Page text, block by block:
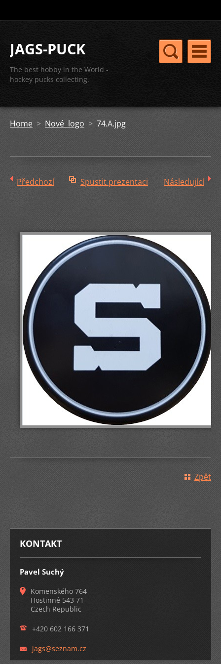
JAGS-PUCK
The best hobby in the World -
hockey pucks collecting.
Home > Nové logo > 74.A.jpg
Předchozí Spustit prezentaci Následující
Zpět
KONTAKT
Pavel Suchý
Komenského 764
Hostinné 543 71
Czech Republic
+420 602 166 371
jags@seznam.cz